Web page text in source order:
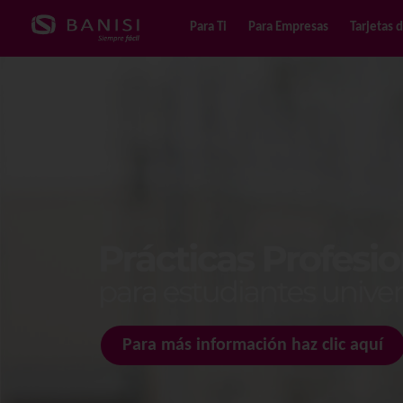
Para Ti Para Empresas Tarjetas
Para más información haz clic aquí